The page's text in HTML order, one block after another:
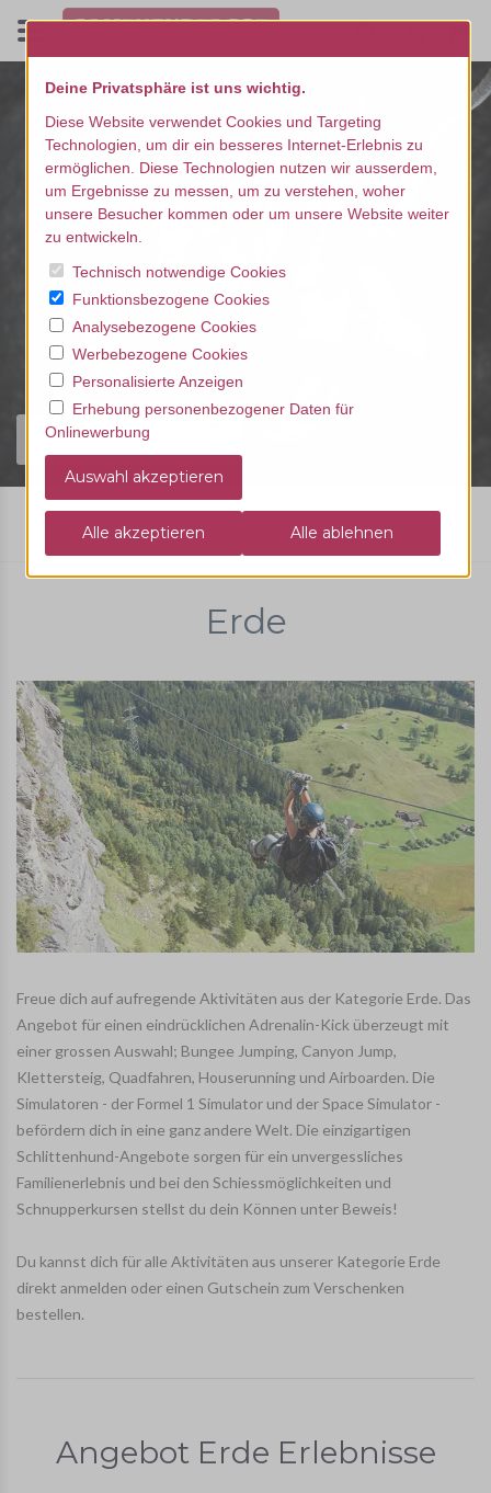
Finde dein Erlebnis...
Erde
Freue dich auf aufregende Aktivitäten aus der Kategorie Erde. Das
Angebot für einen eindrücklichen Adrenalin-Kick überzeugt mit
einer grossen Auswahl; Bungee Jumping, Canyon Jump,
Klettersteig, Quadfahren, Houserunning und Airboarden. Die
Simulatoren - der Formel 1 Simulator und der Space Simulator -
befördern dich in eine ganz andere Welt. Die einzigartigen
Schlittenhund-Angebote sorgen für ein unvergessliches
Familienerlebnis und bei den Schiessmöglichkeiten und
Schnupperkursen stellst du dein Können unter Beweis!
Du kannst dich für alle Aktivitäten aus unserer Kategorie Erde
direkt anmelden oder einen Gutschein zum Verschenken
bestellen.
Angebot Erde Erlebnisse
Deine Privatsphäre ist uns wichtig.
Diese Website verwendet Cookies und Targeting
Technologien, um dir ein besseres Internet-Erlebnis zu
ermöglichen. Diese Technologien nutzen wir ausserdem,
um Ergebnisse zu messen, um zu verstehen, woher
unsere Besucher kommen oder um unsere Website weiter
zu entwickeln.
Technisch notwendige Cookies
Funktionsbezogene Cookies
Analysebezogene Cookies
Werbebezogene Cookies
Personalisierte Anzeigen
Erhebung personenbezogener Daten für
Onlinewerbung